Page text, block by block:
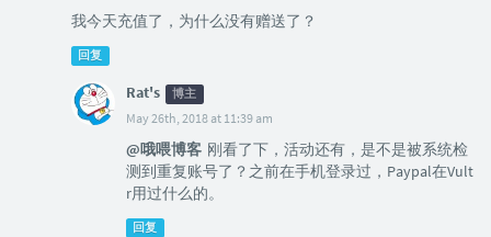
我今天充值了，为什么没有赠送了？
回复
Rat's 博主
May 26th, 2018 at 11:39 am
@哦喂博客 刚看了下，活动还有，是不是被系统检
测到重复账号了？之前在手机登录过，Paypal在Vult
r用过什么的。
回复